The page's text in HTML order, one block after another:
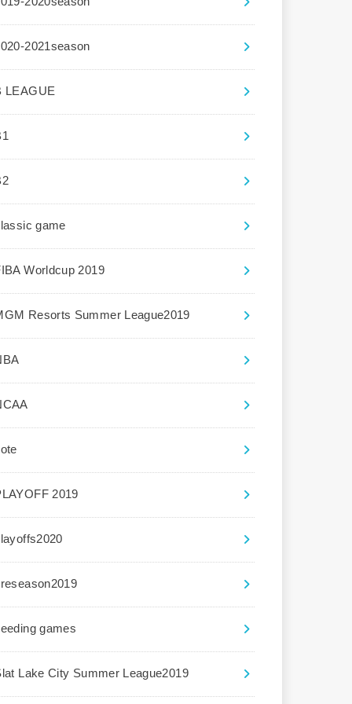
2021season
LEAGUE
game
Worldcup 2019
Resorts Summer League2019
2019
games
Lake City Summer League2019